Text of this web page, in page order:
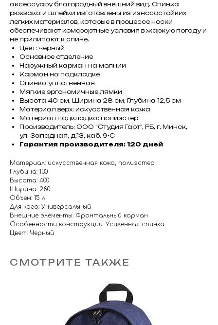
аксессуару благородный внешний вид. Спинка
рюкзака и шлейки изготовлены из износостойких
легких материалов, которые в процессе носки
обеспечивают комфортные условия в жаркую погоду и
не прилипают к спине.
Цвет: черный
Основное отделение
Наружный карман на молнии
Карман на подкладке
Спинка уплотненная
Мягкие эргономичные лямки
Высота 40 см, Ширина 28 см, Глубина 12,5 см
Материал верх: искусственная кожа
Материал подкладка: полиэстер
Производитель: ООО "Студия Гарт", РБ, г. Минск,
ул. Западная, д.13, каб. 9-С
Гарантия производителя: 120 дней
Материал: искусственная кожа, полиэстер
Глубина: 130
Высота: 400
Ширина: 280
Объем: 15 л
Для кого: Универсальный
Внешние элементы: Фронтальный карман
Особенности конструкции: Усиленная спинка
Цвет: Черный
СМОТРИТЕ ТАКЖЕ